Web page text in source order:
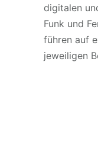
digitalen
Funk und
führen auf
jeweiligen